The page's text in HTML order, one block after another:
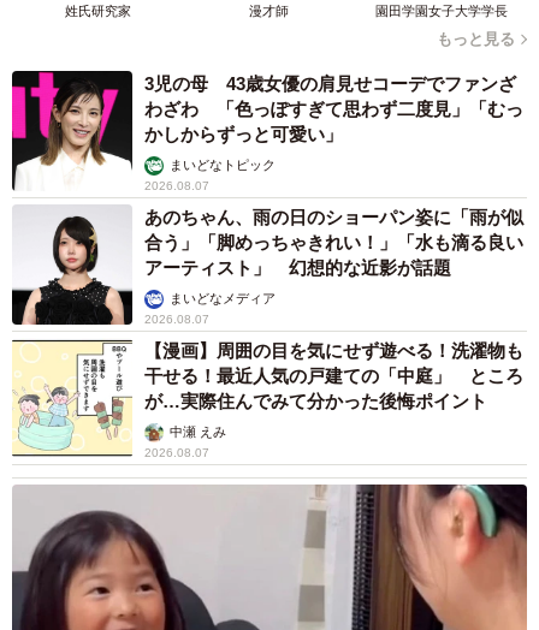
姓氏研究家 漫才師 園田学園女子大学学長
もっと見る
3児の母 43歳女優の肩見せコーデでファンざ
わざわ 「色っぽすぎて思わず二度見」「むっ
かしからずっと可愛い」
まいどなトピック
2026.08.07
あのちゃん、雨の日のショーパン姿に「雨が似
合う」「脚めっちゃきれい！」「水も滴る良い
アーティスト」 幻想的な近影が話題
まいどなメディア
2026.08.07
【漫画】周囲の目を気にせず遊べる！洗濯物も
干せる！最近人気の戸建ての「中庭」 ところ
が…実際住んでみて分かった後悔ポイント
中瀬 えみ
2026.08.07